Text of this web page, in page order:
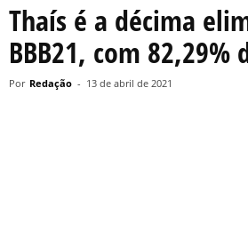
Thaís é a décima
BBB21, com 82,29%
Por Redação - 13 de abril de 2021